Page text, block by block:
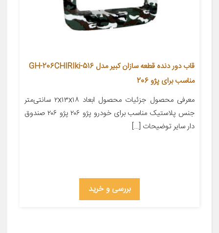
قاب دور دنده قطعه سازان کبیر مدل GH-206CHIRIki-516
مناسب برای پژو 206
معرفی محصول جزئیات محصول ابعاد ۲x۱۳x۱۸ سانتی‌متر
جنس پلاستیک مناسب برای خودرو پژو ۲۰۶ پژو ۲۰۶ صندوق
دار سایر توضیحات […]
بررسی و خرید